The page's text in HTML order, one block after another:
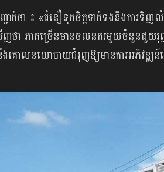
ក់ថា ៖ «ជំនឿទុកចិត្តទាក់ទងនឹងការទិញលំ
ថា ភាគច្រើនមានចលនករមួយចំនួនជួយរុញ
គោលនយោបាយជំរុញឱ្យមានការអភិវឌ្ឍន៍